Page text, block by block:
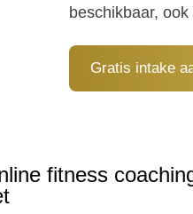
beschikbaar,
Gratis intake
fitness